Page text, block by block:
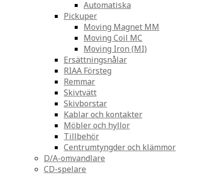
Automatiska
Pickuper
Moving Magnet MM
Moving Coil MC
Moving Iron (MI)
Ersättningsnålar
RIAA Försteg
Remmar
Skivtvätt
Skivborstar
Kablar och kontakter
Möbler och hyllor
Tillbehör
Centrumtyngder och klämmor
D/A-omvandlare
CD-spelare